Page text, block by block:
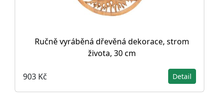
Ručně vyráběná dřevěná dekorace, strom
života, 30 cm
903 Kč Detail